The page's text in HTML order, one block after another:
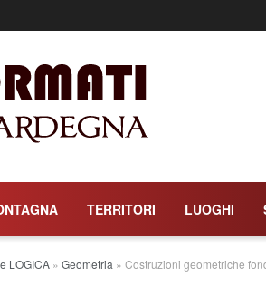
TERRITORI LUOGHI
LOGICA » Geometria » Costruzioni geometriche